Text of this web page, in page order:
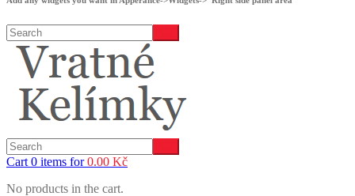
Cart 0 items for0.00 Kč
No products in the cart.